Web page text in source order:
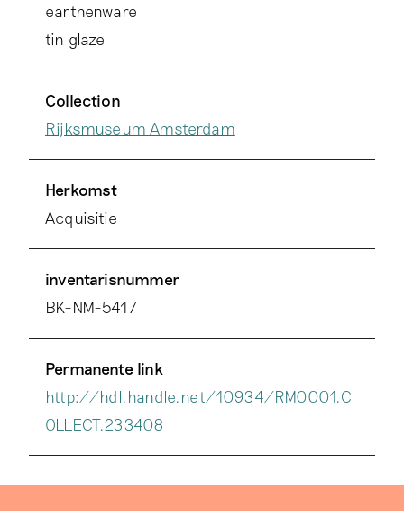
earthenware
tin glaze
Collection
Rijksmuseum Amsterdam
Herkomst
Acquisitie
inventarisnummer
BK-NM-5417
Permanente link
http://hdl.handle.net/10934/RM0001.C
OLLECT.233408